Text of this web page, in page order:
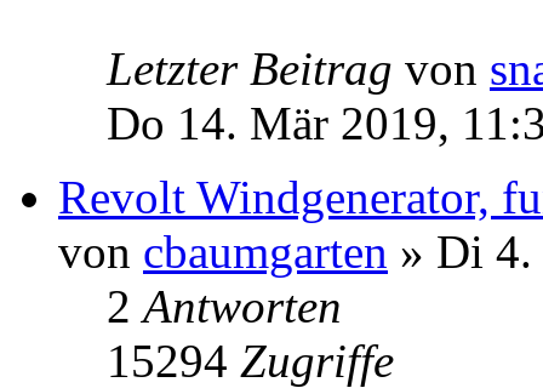
Letzter Beitrag von
Do 14. Mär 2019,
Revolt Windgenerator,
von cbaumgarten » Di 4.
2Antworten
15294 Zugriffe